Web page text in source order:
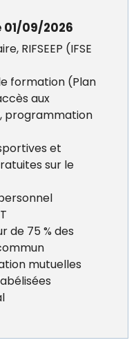
01/09/2026
RIFSEEP (IFSE
formation (Plan
aux
programmation
et
sur le
de 75 % des
mutuelles